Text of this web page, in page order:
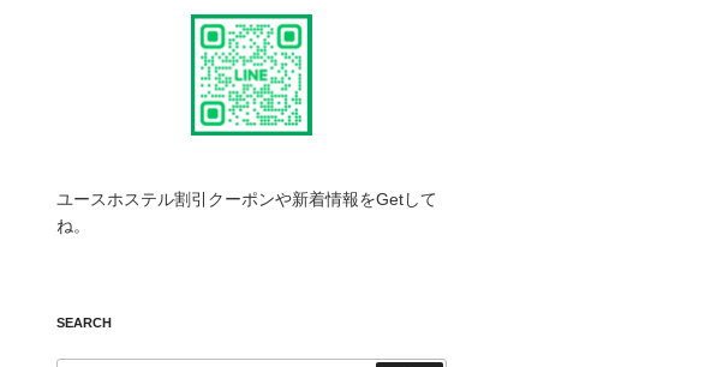
ユースホステル割引クーポンや新着情報をGetして
ね。
SEARCH